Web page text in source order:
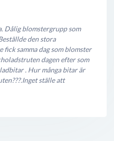
Dålig blomstergrupp som
den stora
samma dag som blomster
dagen efter som
. Hur många bitar är
ställe att